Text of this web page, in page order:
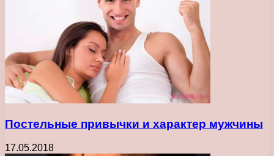
Постельные привычки и характер мужчины
17.05.2018